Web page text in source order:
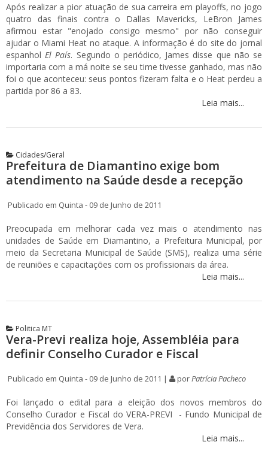
Após realizar a pior atuação de sua carreira em playoffs, no jogo
quatro das finais contra o Dallas Mavericks, LeBron James
afirmou estar "enojado consigo mesmo" por não conseguir
ajudar o Miami Heat no ataque. A informação é do site do jornal
espanholEl País. Segundo o periódico, James disse que não se
importaria com a má noite se seu time tivesse ganhado, mas não
foi o que aconteceu: seus pontos fizeram falta e o Heat perdeu a
partida por 86 a 83.
Leia mais...
Cidades/Geral
Prefeitura de Diamantino exige bom
atendimento na Saúde desde a recepção
Publicado em Quinta - 09 de Junho de 2011
Preocupada em melhorar cada vez mais o atendimento nas
unidades de Saúde em Diamantino, a Prefeitura Municipal, por
meio da Secretaria Municipal de Saúde (SMS), realiza uma série
de reuniões e capacitações com os profissionais da área.
Leia mais...
Politica MT
Vera-Previ realiza hoje, Assembléia para
definir Conselho Curador e Fiscal
Publicado em Quinta - 09 de Junho de 2011 | porPatrícia Pacheco
Foi lançado o edital para a eleição dos novos membros do
Conselho Curador e Fiscal do VERA-PREVI - Fundo Municipal de
Previdência dos Servidores de Vera.
Leia mais...